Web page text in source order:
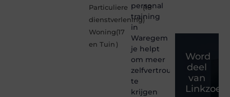
Particuliere
dienstverlening
(18
)
Woning
en Tuin
(17
)
personal
training
in
Waregem
je helpt
om meer
zelfvertrouwen
te
krijgen
Word
deel
van